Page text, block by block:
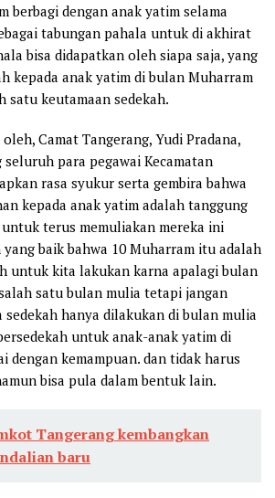
berbagi dengan anak yatim selama
tabungan pahala untuk di akhirat
bisa didapatkan oleh siapa saja, yang
kepada anak yatim di bulan Muharram
satu keutamaan sedekah.
Camat Tangerang, Yudi Pradana,
seluruh para pegawai Kecamatan
rasa syukur serta gembira bahwa
kepada anak yatim adalah tanggung
terus memuliakan mereka ini
baik bahwa 10 Muharram itu adalah
untuk kita lakukan karna apalagi bulan
satu bulan mulia tetapi jangan
sedekah hanya dilakukan di bulan mulia
untuk anak-anak yatim di
dengan kemampuan. dan tidak harus
bisa pula dalam bentuk lain.
Tangerang kembangkan
baru